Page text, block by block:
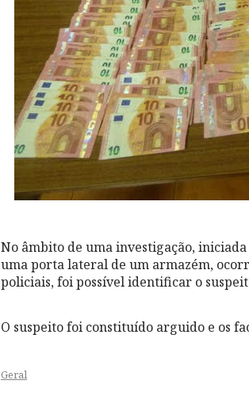
No âmbito de uma investigação,
uma porta lateral de um armazém,
policiais, foi possível identificar o
O suspeito foi constituído arguido e os
Geral